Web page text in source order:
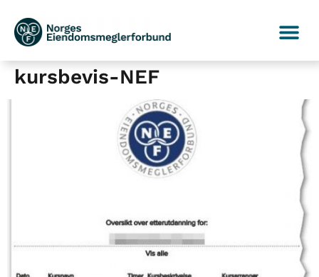
kursbevis-NEF